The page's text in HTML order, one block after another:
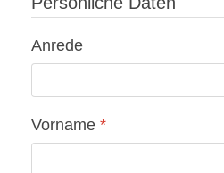
Anrede
Vorname *